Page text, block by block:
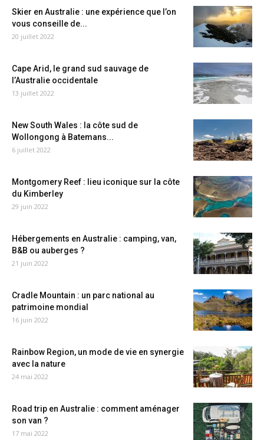
Skier en Australie : une expérience que l’on
vous conseille de...
20 juillet 2022
Cape Arid, le grand sud sauvage de
l’Australie occidentale
13 juillet 2022
New South Wales : la côte sud de
Wollongong à Batemans...
6 juillet 2022
Montgomery Reef : lieu iconique sur la côte
du Kimberley
29 juin 2022
Hébergements en Australie : camping, van,
B&B ou auberges ?
21 juin 2022
Cradle Mountain : un parc national au
patrimoine mondial
16 juin 2022
Rainbow Region, un mode de vie en synergie
avec la nature
24 mai 2022
Road trip en Australie : comment aménager
son van ?
17 mai 2022